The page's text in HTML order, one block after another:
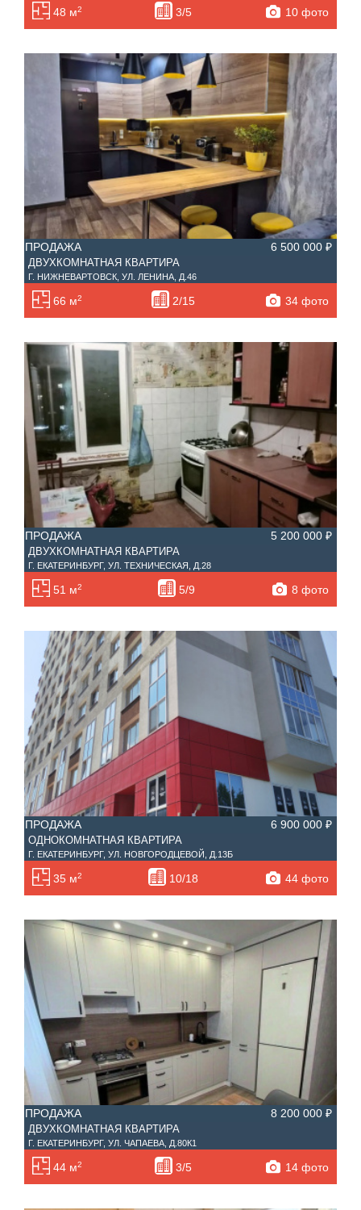
48 м2 3/5 10 фото
ПРОДАЖА 6 500 000 ₽
ДВУХКОМНАТНАЯ КВАРТИРА
Г. НИЖНЕВАРТОВСК, УЛ. ЛЕНИНА, Д.46
66 м2 2/15 34 фото
ПРОДАЖА 5 200 000 ₽
ДВУХКОМНАТНАЯ КВАРТИРА
Г. ЕКАТЕРИНБУРГ, УЛ. ТЕХНИЧЕСКАЯ, Д.28
51 м2 5/9 8 фото
ПРОДАЖА 6 900 000 ₽
ОДНОКОМНАТНАЯ КВАРТИРА
Г. ЕКАТЕРИНБУРГ, УЛ. НОВГОРОДЦЕВОЙ, Д.13Б
35 м2 10/18 44 фото
ПРОДАЖА 8 200 000 ₽
ДВУХКОМНАТНАЯ КВАРТИРА
Г. ЕКАТЕРИНБУРГ, УЛ. ЧАПАЕВА, Д.80К1
44 м2 3/5 14 фото